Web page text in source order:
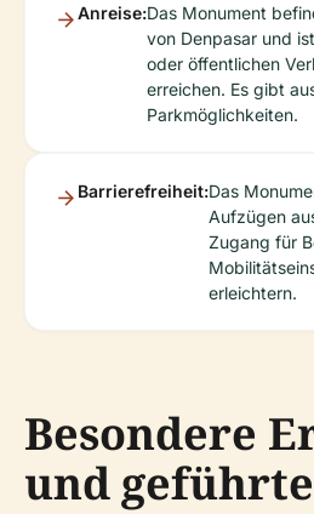
Anreise:Das Monument
von Denpasar und
oder öffentlichen
erreichen. Es gibt
Parkmöglichkeiten.
Barrierefreiheit:Das
Aufzügen
Zugang für
erleichtern.
Besondere
und